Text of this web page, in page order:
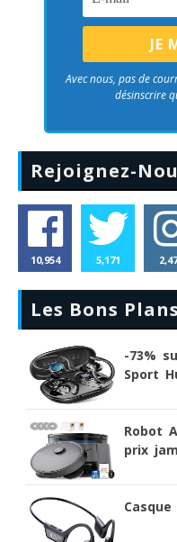
Avec nous, pas de
désinscrire
Rejoignez-
10,954 5,171
Les Bons Plans
-73%
Sport
Robot
prix